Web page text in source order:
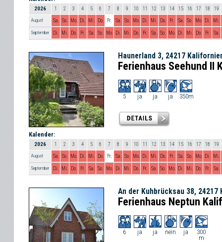
2026 1 2 3 4 5 6 7 8 9 10 11 12 13 14 15 16 17 18 19
August Sa. So. Mo. Di. Mi. Do. Fr. Sa. So. Mo. Di. Mi. Do. Fr. Sa. So. Mo. Di. Mi.
September Di. Mi. Do. Fr. Sa. So. Mo. Di. Mi. Do. Fr. Sa. So. Mo. Di. Mi. Do. Fr. Sa.
Haunerland 3, 24217
Ferienhaus Seehund II
5 ja ja ja 350m
Kalender:
2026 1 2 3 4 5 6 7 8 9 10 11 12 13 14 15 16 17 18 19
August Sa. So. Mo. Di. Mi. Do. Fr. Sa. So. Mo. Di. Mi. Do. Fr. Sa. So. Mo. Di. Mi.
September Di. Mi. Do. Fr. Sa. So. Mo. Di. Mi. Do. Fr. Sa. So. Mo. Di. Mi. Do. Fr. Sa.
An der Kuhbrücksau 38, 24217
Ferienhaus Neptun
6 ja ja nein ja
300
m